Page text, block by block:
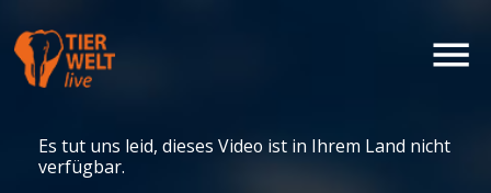
Es tut uns leid, dieses Video ist in Ihrem Land nicht
verfügbar.